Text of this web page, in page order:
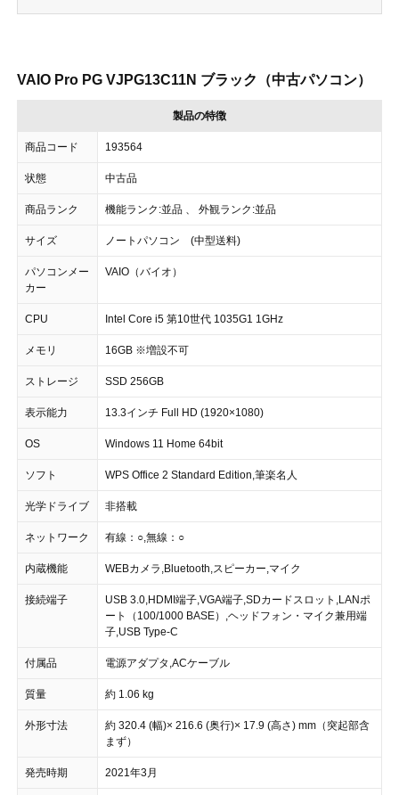
VAIO Pro PG VJPG13C11N ブラック（中古パソコン）
製品の特徴
商品コード 193564
状態 中古品
商品ランク 機能ランク:並品 、 外観ランク:並品
サイズ ノートパソコン (中型送料)
パソコンメー
カー
VAIO（バイオ）
CPU Intel Core i5 第10世代 1035G1 1GHz
メモリ 16GB ※増設不可
ストレージ SSD 256GB
表示能力 13.3インチ Full HD (1920×1080)
OS Windows 11 Home 64bit
ソフト WPS Office 2 Standard Edition,筆楽名人
光学ドライブ 非搭載
ネットワーク 有線：○,無線：○
内蔵機能 WEBカメラ,Bluetooth,スピーカー,マイク
接続端子
USB 3.0,HDMI端子,VGA端子,SDカードスロット,LANポ
ート（100/1000 BASE）,ヘッドフォン・マイク兼用端
子,USB Type-C
付属品 電源アダプタ,ACケーブル
質量 約 1.06 kg
外形寸法
約 320.4 (幅)× 216.6 (奥行)× 17.9 (高さ) mm（突起部含
まず）
発売時期 2021年3月